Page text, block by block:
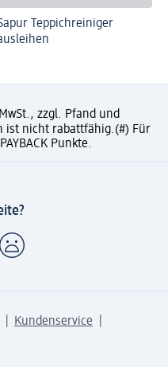
Teppichreiniger
zzgl. Pfand und
ist nicht rabattfähig.(#) Für
Punkte.
Kundenservice